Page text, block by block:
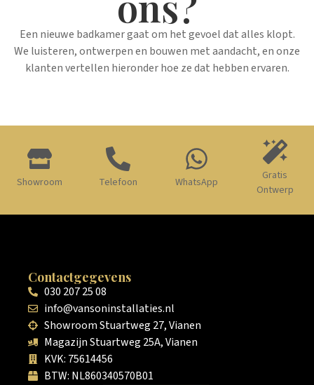
Een nieuwe badkamer gaat om het gevoel dat alles klopt.
We luisteren, ontwerpen en bouwen met aandacht, en onze
klanten vertellen hieronder hoe ze dat hebben ervaren.
Showroom Telefoon WhatsApp
Gratis
Ontwerp
Contactgegevens
030 207 25 08
info@vansoninstallaties.nl
Showroom Stuartweg 27, Vianen
Magazijn Stuartweg 25A, Vianen
KVK: 75614456
BTW: NL860340570B01